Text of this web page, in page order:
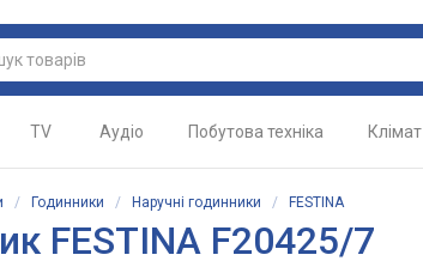
TV Аудіо Побутова техніка Клімат
/ Годинники / Наручні годинники / FESTINA
FESTINA F20425/7